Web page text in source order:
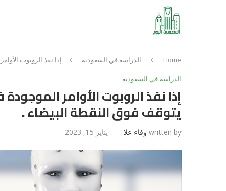
Home الدراسة في السعودية إذا نفذ الروبوت
الدراسة في السعودية
إذا نفذ الروبوت الأوامر
يتوقف فوق النقطة البيضاء .
written by وفاء علا يناير 15, 2023